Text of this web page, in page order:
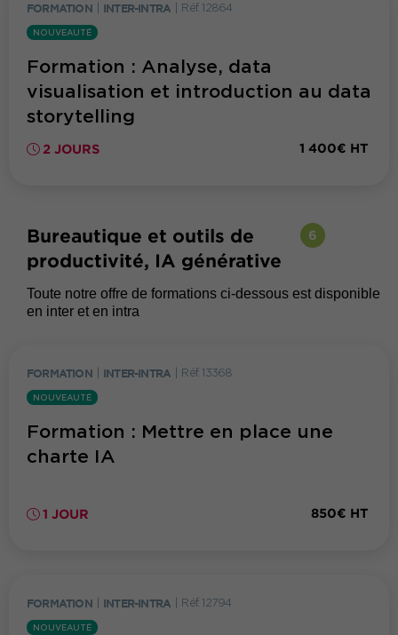
FORMATION INTER-INTRA Réf. 12864
NOUVEAUTÉ
Formation : Analyse, data
visualisation et introduction au data
storytelling
2 JOURS 1 400€ HT
Bureautique et outils de
productivité, IA générative
6
Toute notre offre de formations ci-dessous est disponible
en inter et en intra
FORMATION INTER-INTRA Réf. 13368
NOUVEAUTÉ
Formation : Mettre en place une
charte IA
1 JOUR 850€ HT
FORMATION INTER-INTRA Réf. 12794
NOUVEAUTÉ